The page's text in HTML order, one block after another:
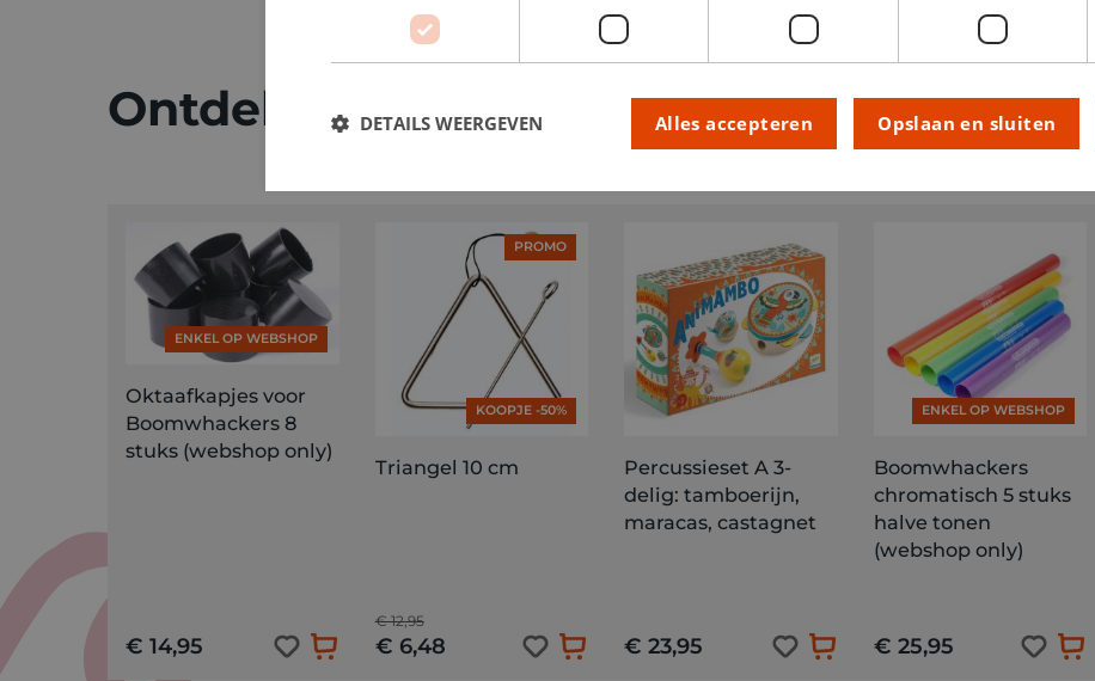
Ontdek meer
ENKEL OP WEBSHOP
Oktaafkapjes voor
Boomwhackers 8
stuks (webshop only)
€ 14,95
PROMO
KOOPJE -50%
Triangel 10 cm
€ 12,95
€ 6,48
Percussieset A 3-
delig: tamboerijn,
maracas, castagnet
€ 23,95
ENKEL OP WEBSHOP
Boomwhackers
chromatisch 5 stuks
halve tonen
(webshop only)
€ 25,95
Opslaan en sluiten
Alles accepteren
DETAILS WEERGEVEN